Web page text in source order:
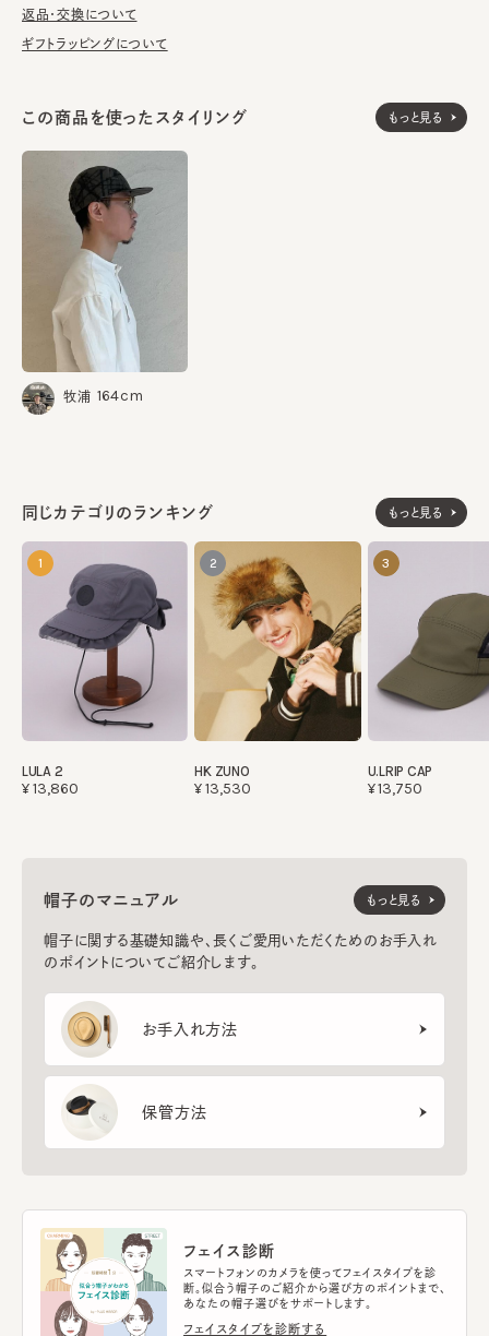
が汚れてしまう前の対策として、汗止めのハットライナーのお勧め
表地：ポリエステル100%
裏地：ポリエステル100%
生産国 made in JAPAN
返品・交換について
ギフトラッピングについて
同じカテゴリのランキング もっと見る
1
LULA 2
¥13,860
2
HK ZUNO
¥13,530
3
U.LRIP CAP
¥13,750
帽子のマニュアル
帽子に関する基礎知識や、長くご愛用いただくためのお手入れ
のポイントについてご紹介します。
お手入れ方法
保管方法
もっと見る
フェイス診断
スマートフォンのカメラを使ってフェイスタイプを診
断。似合う帽子のご紹介から選び方のポイントまで、
あなたの帽子選びをサポートします。
フェイスタイプを診断する
この商品を使ったスタイリング もっと見る
牧浦 164cm